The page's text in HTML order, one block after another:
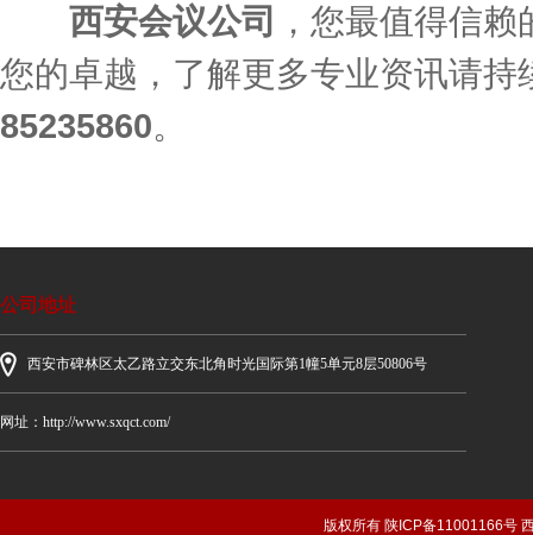
西安会议公司
，您最值得信赖
您的卓越，了解更多专业资讯请持
85235860。
公司地址
西安市碑林区太乙路立交东北角时光国际第1幢5单元8层50806号
网址：http://www.sxqct.com/
版权所有 陕ICP备11001166号